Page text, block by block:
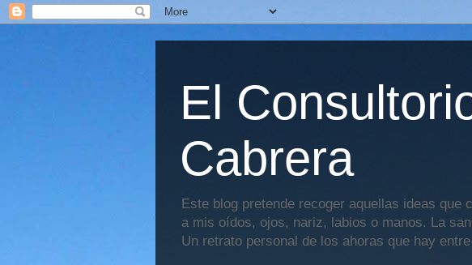
El
Cabrera
Este blog pretende recoger aquellas ideas que
a mis oídos, ojos, nariz, labios o manos. La
Un retrato personal de los ahoras que hay